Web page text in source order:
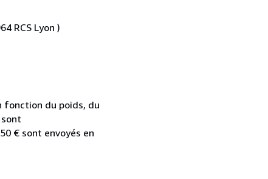
RCS Lyon )
fonction du poids, du
€ sont envoyés en